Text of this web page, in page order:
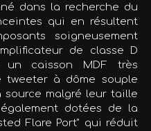
dans la recherche du
qui en résultent
soigneusement
de classe D
un caisson MDF très
tweeter à dôme souple
malgré leur taille
dotées de la
Flare Port" qui réduit